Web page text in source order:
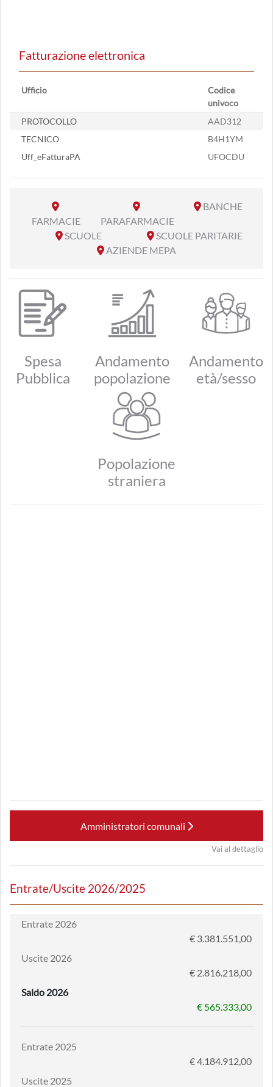
Fatturazione elettronica
Ufficio
Codice
univoco
PROTOCOLLO
AAD312
TECNICO
B4H1YM
Uff_eFatturaPA
UFOCDU
FARMACIE PARAFARMACIE
BANCHE
SCUOLE
SCUOLE PARITARIE
AZIENDE MEPA
Spesa
Pubblica
Andamento
popolazione
Andamento
età/sesso
Popolazione
straniera
Amministratori comunali
Vai al dettaglio
Entrate/Uscite 2026/2025
Entrate 2026
€ 3.381.551,00
Uscite 2026
€ 2.816.218,00
Saldo 2026
€ 565.333,00
Entrate 2025
€ 4.184.912,00
Uscite 2025